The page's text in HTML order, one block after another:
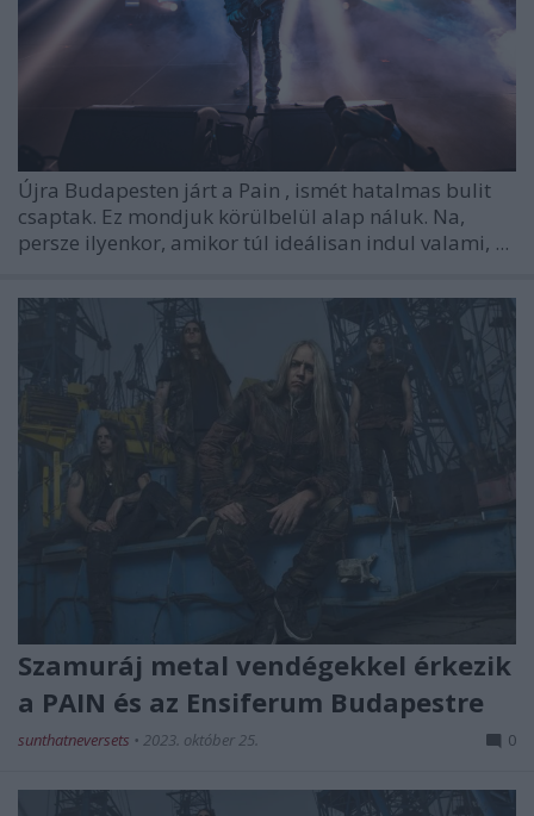
Újra Budapesten járt a Pain , ismét hatalmas bulit
csaptak. Ez mondjuk körülbelül alap náluk. Na,
persze ilyenkor, amikor túl ideálisan indul valami, ...
Szamuráj metal vendégekkel érkezik
a PAIN és az Ensiferum Budapestre
sunthatneversets • 2023. október 25. 0